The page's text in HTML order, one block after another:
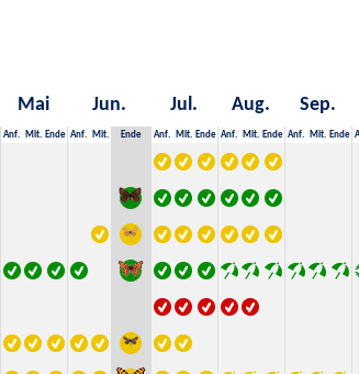
Mai Jun. Jul. Aug. Sep.
Anf. Mit. Ende Anf. Mit. Ende Anf. Mit. Ende Anf. Mit. Ende Anf. Mit. Ende